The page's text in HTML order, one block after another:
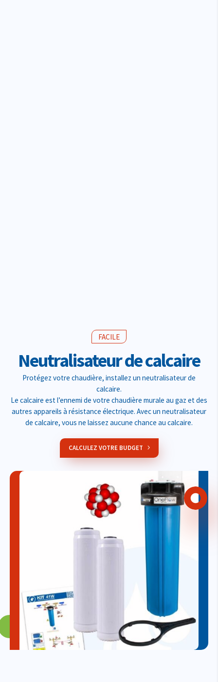
FACILE
Neutralisateur de calcaire
Protégez votre chaudière, installez un neutralisateur de
calcaire.
Le calcaire est l’ennemi de votre chaudière murale au gaz et des
autres appareils à résistance électrique. Avec un neutralisateur
de calcaire, vous ne laissez aucune chance au calcaire.
CALCULEZ VOTRE BUDGET